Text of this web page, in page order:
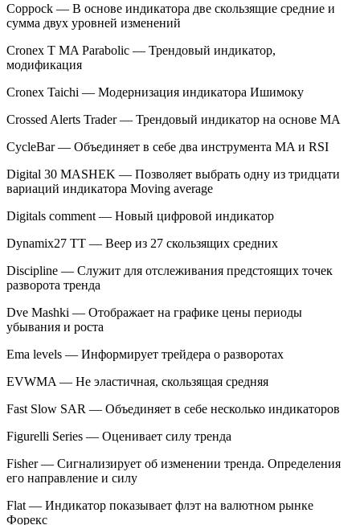
Coppock — В основе индикатора две скользящие средние и
сумма двух уровней изменений
Cronex T MA Parabolic — Трендовый индикатор,
модификация
Cronex Taichi — Модернизация индикатора Ишимоку
Crossed Alerts Trader — Трендовый индикатор на основе MA
CycleBar — Объединяет в себе два инструмента MA и RSI
Digital 30 MASHEK — Позволяет выбрать одну из тридцати
вариаций индикатора Moving average
Digitals comment — Новый цифровой индикатор
Dynamix27 TT — Веер из 27 скользящих средних
Discipline — Служит для отслеживания предстоящих точек
разворота тренда
Dve Mashki — Отображает на графике цены периоды
убывания и роста
Ema levels — Информирует трейдера о разворотах
EVWMA — Не эластичная, скользящая средняя
Fast Slow SAR — Объединяет в себе несколько индикаторов
Figurelli Series — Оценивает силу тренда
Fisher — Сигнализирует об изменении тренда. Определения
его направление и силу
Flat — Индикатор показывает флэт на валютном рынке
Форекс